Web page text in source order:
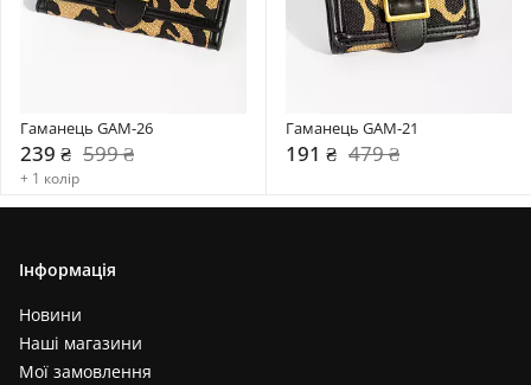
Гаманець GAM-26
239 ₴ 599 ₴
+ 1 колір
Гаманець GAM-21
191 ₴ 479 ₴
Інформація
Новини
Наші магазини
Мої замовлення